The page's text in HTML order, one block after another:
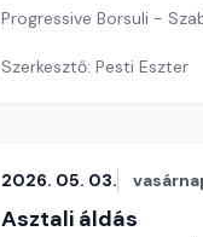
Progressive Borsuli -
Szerkesztő: Pesti Eszter
2026. 05. 03.
Asztali áldás